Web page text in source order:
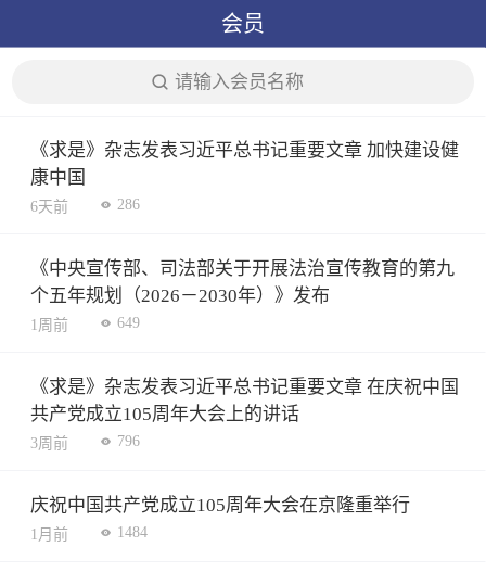
会员
请输入会员名称
《求是》杂志发表习近平总书记重要文章 加快建设健
康中国
6天前 286
《中央宣传部、司法部关于开展法治宣传教育的第九
个五年规划（2026－2030年）》发布
1周前 649
《求是》杂志发表习近平总书记重要文章 在庆祝中国
共产党成立105周年大会上的讲话
3周前 796
庆祝中国共产党成立105周年大会在京隆重举行
1月前 1484